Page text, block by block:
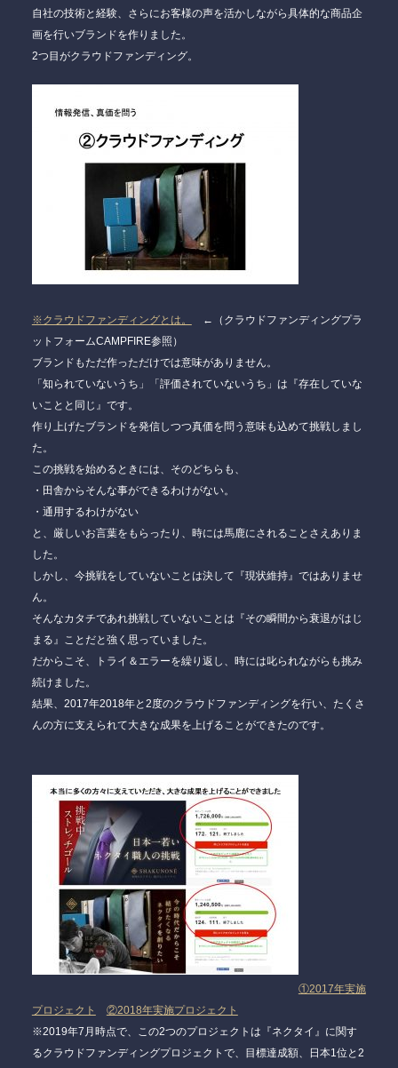
自社の技術と経験、さらにお客様の声を活かしながら具体的な商品企
画を行いブランドを作りました。
2つ目がクラウドファンディング。
※クラウドファンディングとは。
←（クラウドファンディングプラ
ットフォームCAMPFIRE参照）
ブランドもただ作っただけでは意味がありません。
「知られていないうち」「評価されていないうち」は『存在していな
いことと同じ』です。
作り上げたブランドを発信しつつ真価を問う意味も込めて挑戦しまし
た。
この挑戦を始めるときには、そのどちらも、
・田舎からそんな事ができるわけがない。
・通用するわけがない
と、厳しいお言葉をもらったり、時には馬鹿にされることさえありま
した。
しかし、今挑戦をしていないことは決して『現状維持』ではありませ
ん。
そんなカタチであれ挑戦していないことは『その瞬間から衰退がはじ
まる』ことだと強く思っていました。
だからこそ、トライ＆エラーを繰り返し、時には叱られながらも挑み
続けました。
結果、2017年2018年と2度のクラウドファンディングを行い、たくさ
んの方に支えられて大きな成果を上げることができたのです。
①2017年実施
プロジェクト
②2018年実施プロジェクト
※2019年7月時点で、この2つのプロジェクトは『ネクタイ』に関す
るクラウドファンディングプロジェクトで、目標達成額、日本1位と2